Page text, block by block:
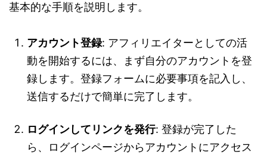
基本的な手順を説明します。
アカウント登録: アフィリエイターとしての活
動を開始するには、まず自分のアカウントを登
録します。登録フォームに必要事項を記入し、
送信するだけで簡単に完了します。
ログインしてリンクを発行: 登録が完了した
ら、ログインページからアカウントにアクセス